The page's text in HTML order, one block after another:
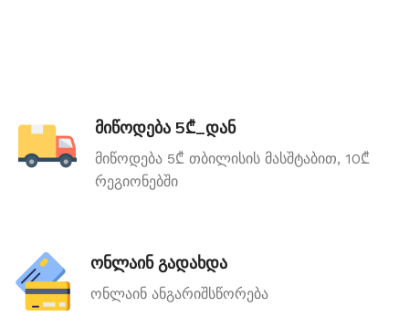
მიწოდება 5₾_დან
მიწოდება 5₾ თბილისის მასშტაბით, 10₾
რეგიონებში
ონლაინ გადახდა
ონლაინ ანგარიშსწორება